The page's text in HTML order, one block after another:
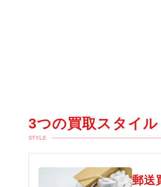
3つの買取スタイル
STYLE
郵送